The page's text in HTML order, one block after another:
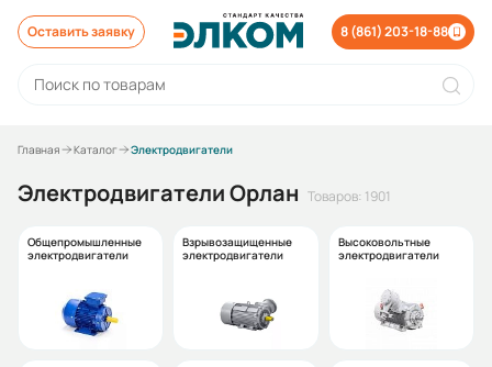
Оставить заявку 8 (861) 203-18-88
Главная Каталог Электродвигатели
Электродвигатели Орлан Товаров: 1901
Общепромышленные
электродвигатели
Взрывозащищенные
электродвигатели
Высоковольтные
электродвигатели